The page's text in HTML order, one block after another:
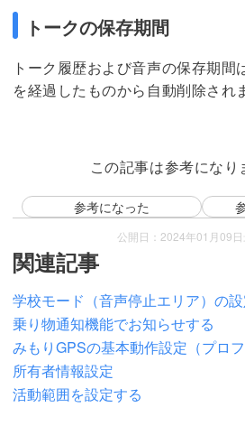
トークの保存期間
トーク履歴および音声の保存期間
を経過したものから自動削除され
この記事は参考になり
参考になった
公開日：2024年01月09日
関連記事
学校モード（音声停止エリア）の
乗り物通知機能でお知らせする
みもりGPSの基本動作設定（プロ
所有者情報設定
活動範囲を設定する